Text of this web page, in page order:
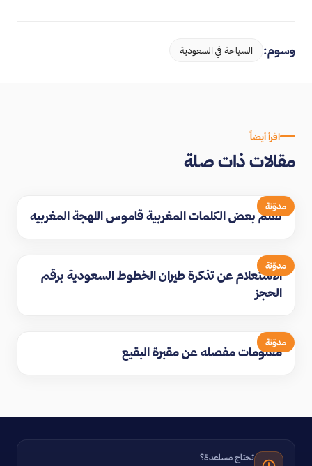
وسوم: السياحة في السعودية
اقرأ أيضاً
مقالات ذات صلة
مدوّنة
تعلم بعض الكلمات المغربية قاموس اللهجة المغربيه
مدوّنة
الاستعلام عن تذكرة طيران الخطوط السعودية برقم
الحجز
مدوّنة
معلومات مفصله عن مقبرة البقيع
تحتاج مساعدة؟